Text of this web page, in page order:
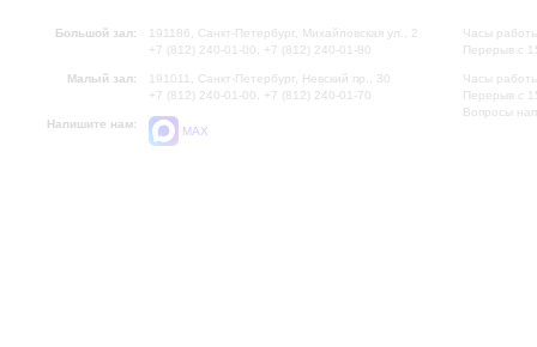
Большой зал:
191186, Санкт-Петербург, Михайловская ул., 2
+7 (812) 240-01-00, +7 (812) 240-01-80
Малый зал:
191011, Санкт-Петербург, Невский пр., 30
+7 (812) 240-01-00, +7 (812) 240-01-70
Напишите нам:
MAX
Часы
Перерыв с
Часы
Перерыв с
Вопросы